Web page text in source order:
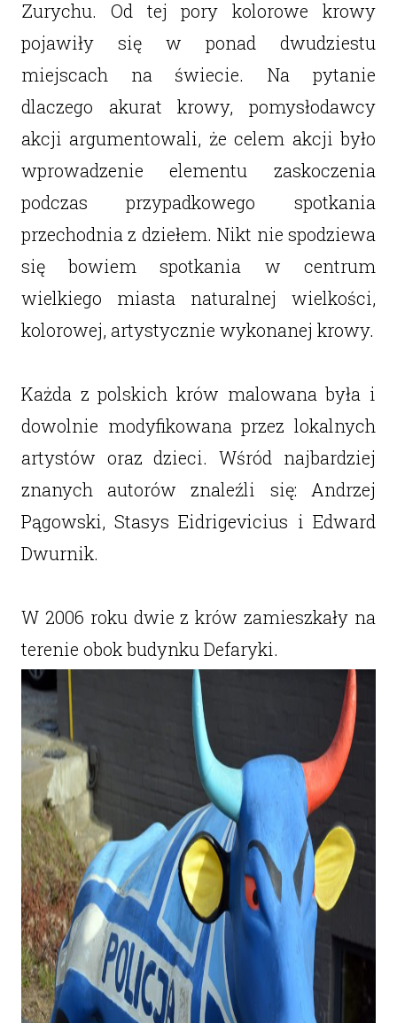
Zurychu. Od tej pory kolorowe krowy
pojawiły się w ponad dwudziestu
miejscach na świecie. Na pytanie
dlaczego akurat krowy, pomysłodawcy
akcji argumentowali, że celem akcji było
wprowadzenie elementu zaskoczenia
podczas przypadkowego spotkania
przechodnia z dziełem. Nikt nie spodziewa
się bowiem spotkania w centrum
wielkiego miasta naturalnej wielkości,
kolorowej, artystycznie wykonanej krowy.
Każda z polskich krów malowana była i
dowolnie modyfikowana przez lokalnych
artystów oraz dzieci. Wśród najbardziej
znanych autorów znaleźli się: Andrzej
Pągowski, Stasys Eidrigevicius i Edward
Dwurnik.
W 2006 roku dwie z krów zamieszkały na
terenie obok budynku Defaryki.